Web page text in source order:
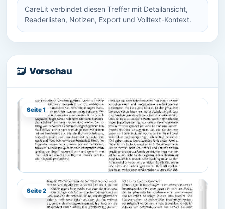
CareLit verbindet diesen Treffer mit Detailansicht,
Readerlisten, Notizen, Export und Volltext-Kontext.
Vorschau
Seite 1
Seite 2